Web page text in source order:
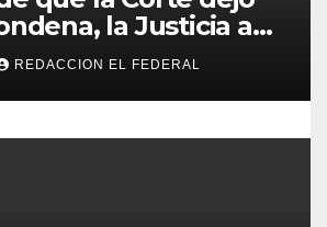
la Justicia aún
ni un peso
REDACCION EL FEDERAL